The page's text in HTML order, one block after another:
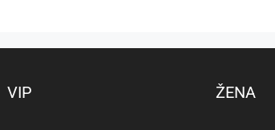
VIP ŽENA